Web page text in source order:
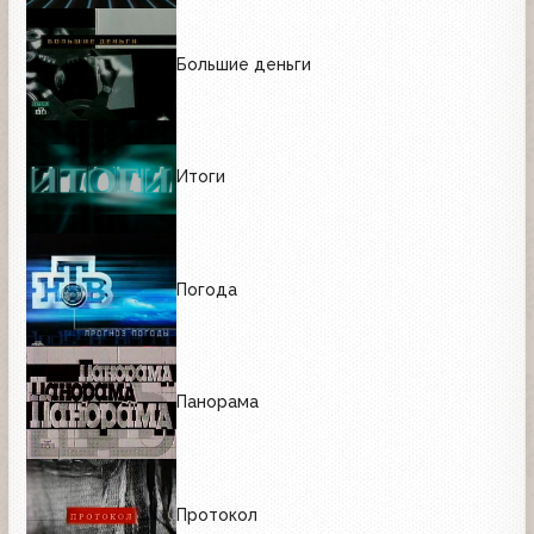
Большие деньги
Итоги
Погода
Панорама
Протокол